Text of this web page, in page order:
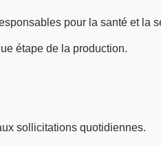
pour la santé et la
étape de la production.
sollicitations quotidiennes.